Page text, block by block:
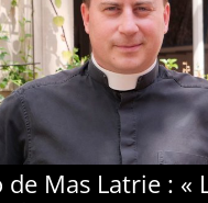
de Mas Latrie : «